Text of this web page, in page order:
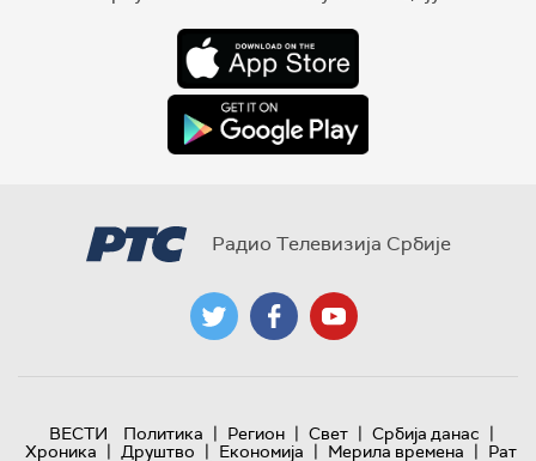
Радио Телевизија Србије
ВЕСТИ Политика | Регион | Свет | Србија данас |
Хроника | Друштво | Економија | Мерила времена | Рат